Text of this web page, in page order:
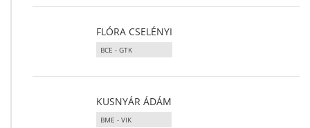
FLÓRA CSELÉNYI
BCE - GTK
KUSNYÁR ÁDÁM
BME - VIK